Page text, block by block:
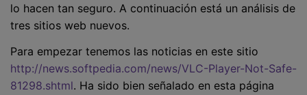
lo hacen tan seguro. A continuación está un análisis de
tres sitios web nuevos.
Para empezar tenemos las noticias en este sitio
http://news.softpedia.com/news/VLC-Player-Not-Safe-
81298.shtml. Ha sido bien señalado en esta página